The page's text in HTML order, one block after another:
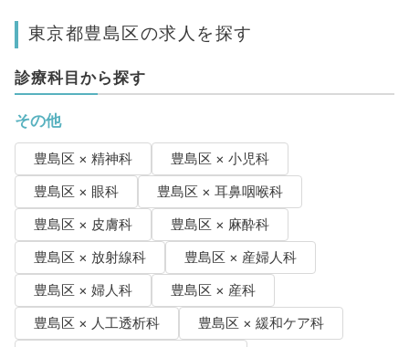
東京都豊島区の求人を探す
診療科目から探す
その他
豊島区 × 精神科
豊島区 × 小児科
豊島区 × 眼科
豊島区 × 耳鼻咽喉科
豊島区 × 皮膚科
豊島区 × 麻酔科
豊島区 × 放射線科
豊島区 × 産婦人科
豊島区 × 婦人科
豊島区 × 産科
豊島区 × 人工透析科
豊島区 × 緩和ケア科